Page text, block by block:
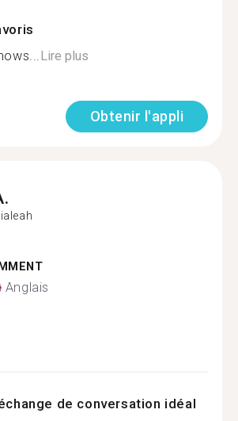
Lire plus
Obtenir l'appli
Anglais
de conversation idéal